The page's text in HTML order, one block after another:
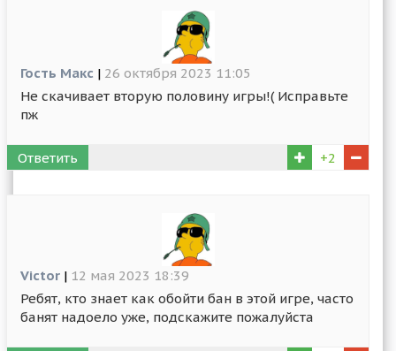
Гость Макс | 26 октября 2023 11:05
Не скачивает вторую половину игры!( Исправьте
пж
Ответить +2
Victor | 12 мая 2023 18:39
Ребят, кто знает как обойти бан в этой игре, часто
банят надоело уже, подскажите пожалуйста